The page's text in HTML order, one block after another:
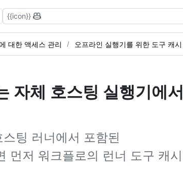
{{icon}}
대한 액세스 관리 오프라인 실행기를 위한 도구 캐시
자체 호스팅 실행기에서
팅 러너에서 포함된
먼저 워크플로의 런너 도구 캐시